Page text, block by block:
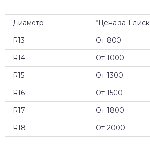
Диаметр
*Цена за 1 диск
R13
От 800
R14
От 1000
R15
От 1300
R16
От 1500
R17
От 1800
R18
От 2000